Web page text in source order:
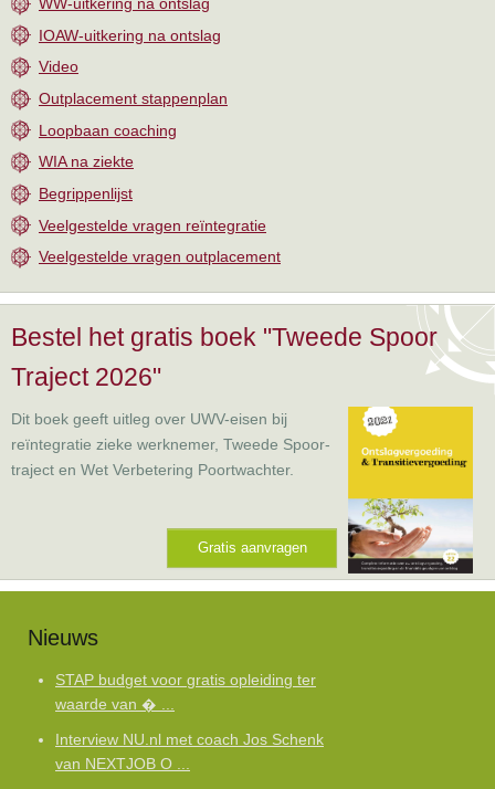
IOAW-uitkering na ontslag
Video
Outplacement stappenplan
Loopbaan coaching
WIA na ziekte
Begrippenlijst
Veelgestelde vragen reïntegratie
Veelgestelde vragen outplacement
Bestel het gratis boek "Tweede Spoor
Traject 2026"
Dit boek geeft uitleg over UWV-eisen bij
reïntegratie zieke werknemer, Tweede Spoor-
traject en Wet Verbetering Poortwachter.
Gratis aanvragen
Nieuws
STAP budget voor gratis opleiding ter
waarde van � ...
Interview NU.nl met coach Jos Schenk
van NEXTJOB O ...